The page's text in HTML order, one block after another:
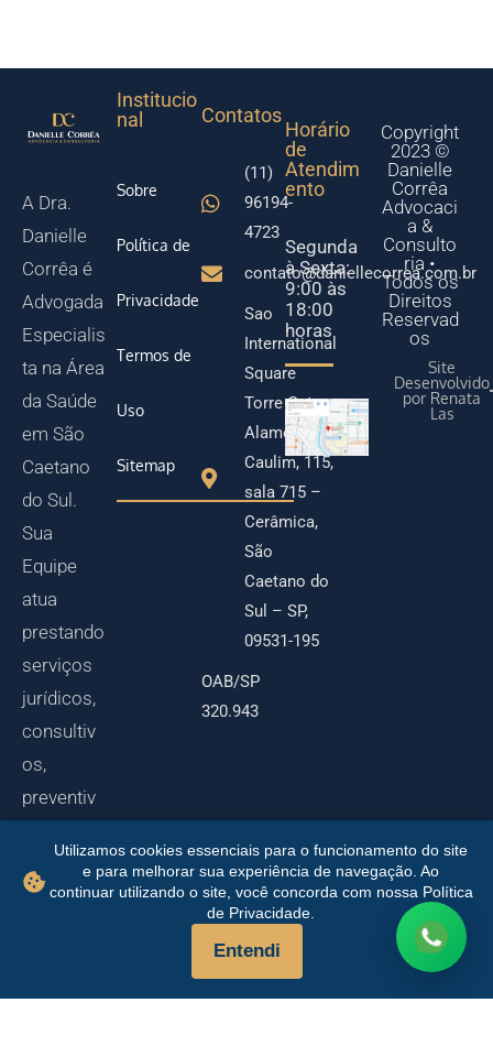
Utilizamos cookies essenciais para o funcionamento do site
e para melhorar sua experiência de navegação. Ao
continuar utilizando o site, você concorda com nossa Política
de Privacidade.
Entendi
A Dra.
Danielle
Corrêa é
Advogada
Especialis
ta na Área
da Saúde
em São
Caetano
do Sul.
Sua
Equipe
atua
prestando
serviços
jurídicos,
consultiv
os,
preventiv
contencio
sos, na
médico e
Institucio
nal
Sobre
Política de
Privacidade
Termos de
Uso
Sitemap
Contatos
(11)
96194-
4723
contato@daniellecorrea.com.br
Sao
International
Square
Torre Gate
Alameda
Caulim, 115,
sala 715 –
Cerâmica,
São
Caetano do
Sul – SP,
09531-195
OAB/SP
320.943
Horário
de
Atendim
ento
Segunda
à Sexta:
9:00 às
18:00
horas
Copyright
2023 ©
Danielle
Corrêa
Advocaci
a &
Consulto
ria •
Todos os
Direitos
Reservad
os
Site
Desenvolvido
por Renata
Las